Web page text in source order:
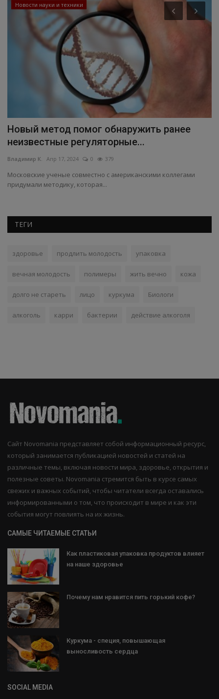
Новости науки и техники
Новый метод помог обнаружить ранее
неизвестные регуляторные...
Владимир К. Апр 17, 2024 0 379
Московские ученые совместно с американскими коллегами
придумали методику, которая...
ТЕГИ
здоровье продлить молодость упаковка
вечная молодость полимеры жить вечно кожа
долго не стареть лицо куркума Биологи
алкоголь карри бактерии действие алкоголя
Сайт Novomania представляет собой информационный ресурс,
который занимается публикацией новостей и статей на
различные темы, включая новости мира, здоровье, открытия и
полезные советы. Novomania стремится быть в курсе самых
свежих и важных событий, чтобы читатели всегда оставались
информированными о том, что происходит в мире и как эти
события могут повлиять на их жизнь.
САМЫЕ ЧИТАЕМЫЕ СТАТЬИ
Как пластиковая упаковка продуктов влияет
на наше здоровье
Почему нам нравится пить горький кофе?
Куркума - специя, повышающая
выносливость сердца
SOCIAL MEDIA